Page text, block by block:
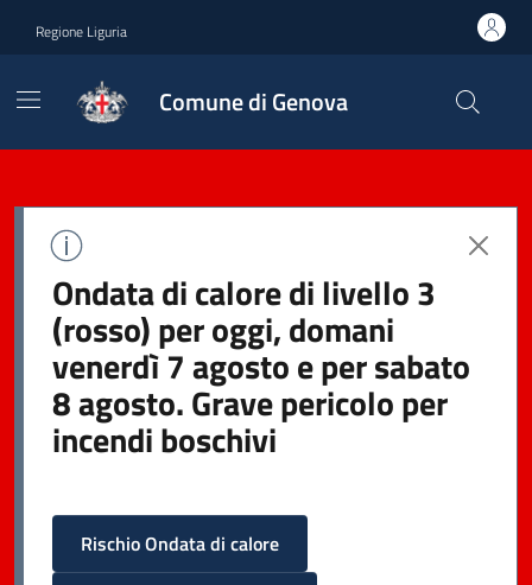
Regione Liguria
Comune di Genova
Ondata di calore di livello 3
(rosso) per oggi, domani
venerdì 7 agosto e per sabato
8 agosto. Grave pericolo per
incendi boschivi
Rischio Ondata di calore